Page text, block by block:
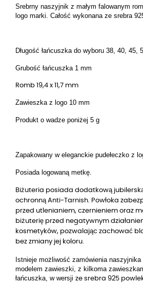
Srebrny naszyjnik z małym falowanym
logo marki. Całość wykonana ze srebra
Długość łańcuszka do wyboru 38, 40, 45,
Grubość łańcuszka 1 mm
Romb 19,4 x 11,7 mm
Zawieszka z logo 10 mm
Produkt o wadze poniżej 5 g
Zapakowany w eleganckie pudełeczko z
Posiada logowaną metkę.
Biżuteria posiada dodatkową
ochronną Anti-Tarnish. Powłoka
przed utlenianiem, czernieniem oraz
biżuterię przed negatywnym
kosmetyków, pozwalając zachować
bez zmiany jej koloru.
Istnieje możliwość zamówienia naszyjnika
modelem zawieszki, z kilkoma
łańcuszka, w wersji ze srebra 925